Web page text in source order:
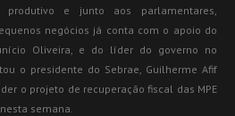
e junto aos parlamentares,
negócios já conta com o apoio do
Oliveira, e do líder do governo no
o presidente do Sebrae, Guilherme Afif
o projeto de recuperação fiscal das MPE
semana.